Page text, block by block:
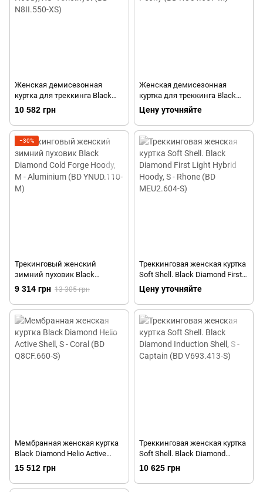
Женская демисезонная
куртка для треккинга Black
Diamond Hot Forge Hybrid
Hoody, XS - Amethyst (BD
N8II.550-XS)
10 582 грн
Женская демисезонная
куртка для треккинга Black
Diamond Access Hoody, M -
Peony (BD RO3V.657-M)
Цену уточняйте
−30%
Трекинговый женский
зимний пуховик Black
Diamond Cold Forge Hoody, M -
Aluminium (BD YNUD.110-M)
9 314 грн 13 305 грн
Треккинговая женская куртка
Soft Shell. Black Diamond First
Light Hybrid Hoody, S - Rhone
(BD MEU2.604-S)
Цену уточняйте
Мембранная женская куртка
Black Diamond Helio Active
Shell, S - Coral (BD Q8CF.660-S)
15 512 грн
Треккинговая женская куртка
Soft Shell. Black Diamond
Induction Shell, S - Captain (BD
V693.413-S)
10 625 грн